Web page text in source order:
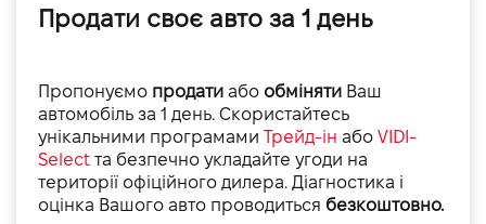
Продати своє авто за 1 день
Пропонуємо продати або обміняти Ваш
автомобіль за 1 день. Скористайтесь
унікальними програмами Трейд-ін або VIDI-
Select та безпечно укладайте угоди на
території офіційного дилера. Діагностика і
оцінка Вашого авто проводиться безкоштовно.